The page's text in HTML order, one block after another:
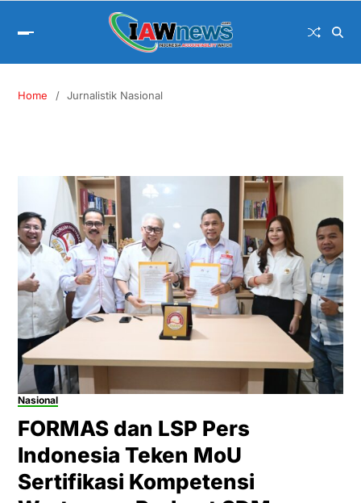
Home Jurnalistik Nasional
Nasional
FORMAS dan LSP Pers
Indonesia Teken MoU
Sertifikasi Kompetensi